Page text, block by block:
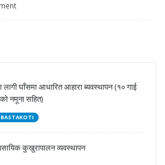
लागी घाँसमा आधारित आहारा ब्यवस्थापन (१० गाई
नमूना सहित)
BASTAKOTI
कुखुरापालन व्यवस्थापन